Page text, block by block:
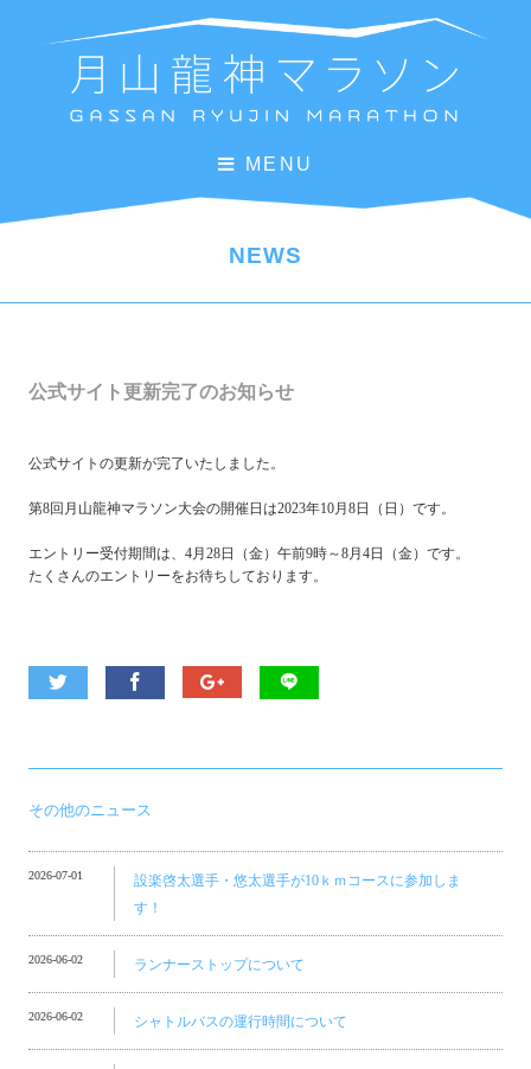
MENU
NEWS
公式サイト更新完了のお知らせ
公式サイトの更新が完了いたしました。
第8回月山龍神マラソン大会の開催日は2023年10月8日（日）です。
エントリー受付期間は、4月28日（金）午前9時～8月4日（金）です。
たくさんのエントリーをお待ちしております。
その他のニュース
2026-07-01
設楽啓太選手・悠太選手が10ｋｍコースに参加しま
す！
2026-06-02 ランナーストップについて
2026-06-02 シャトルバスの運行時間について